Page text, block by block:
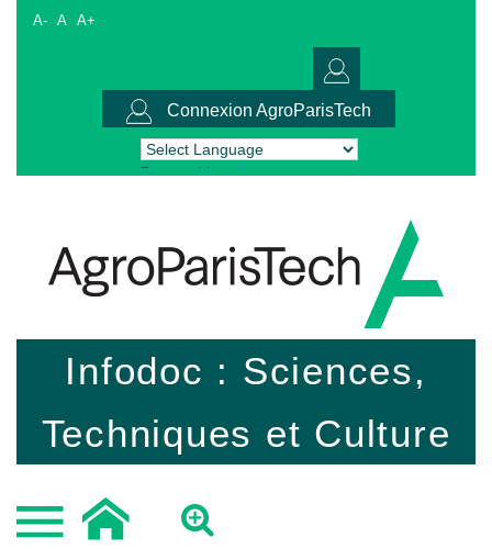
A- A A+
Connexion AgroParisTech
Powered by Translate
Infodoc : Sciences,
Techniques et Culture